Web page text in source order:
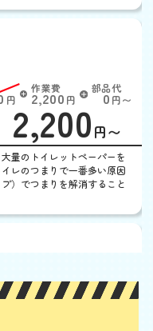
円 W
EB
限
定
割
引
作業費
2,200 円
部品代
0円〜
2,200 円〜
量のトイレットペーパーを
レのつまりで一番多い原因
）でつまりを解消すること
円 W
EB
限
3,300円 0円〜
3,300